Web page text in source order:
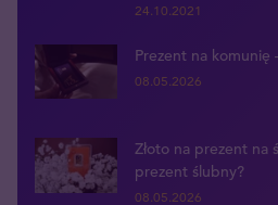
24.10.2021
Prezent na komunię
08.05.2026
Złoto na prezent na
prezent ślubny?
08.05.2026